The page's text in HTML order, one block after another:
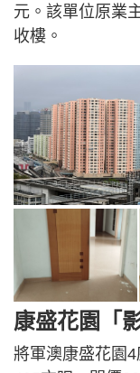
元。該單位原業
收樓。
康盛花園「
將軍澳康盛花園